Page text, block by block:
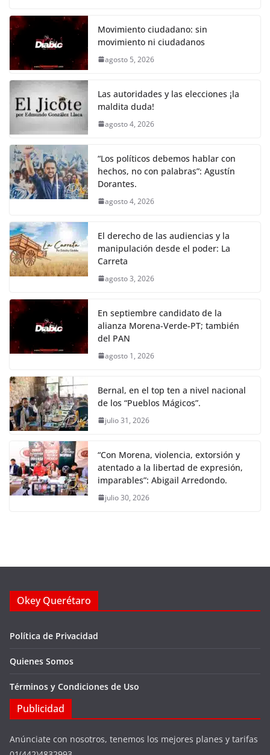
k
c
e
b
o
o
k
itt
er s
A
p
y
Li
k
gr
a
e
Movimiento ciudadano: sin
movimiento ni ciudadanos
agosto 5, 2026
Las autoridades y las elecciones ¡la
maldita duda!
agosto 4, 2026
“Los políticos debemos hablar con
hechos, no con palabras”: Agustín
Dorantes.
agosto 4, 2026
El derecho de las audiencias y la
manipulación desde el poder: La
Carreta
agosto 3, 2026
En septiembre candidato de la
alianza Morena-Verde-PT; también
del PAN
agosto 1, 2026
Bernal, en el top ten a nivel nacional
de los “Pueblos Mágicos”.
julio 31, 2026
“Con Morena, violencia, extorsión y
atentado a la libertad de expresión,
imparables”: Abigail Arredondo.
julio 30, 2026
Okey Querétaro
Política de Privacidad
Quienes Somos
Términos y Condiciones de Uso
Publicidad
Anúnciate con nosotros, tenemos los mejores planes y tarifas